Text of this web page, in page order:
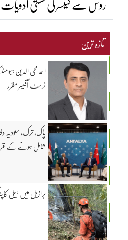
تازہ ترین
احمد محی الدین
ٹرسٹ آفیسر مقرر
پاک، ترک،
شامل ہونے کے
برازیل میں ہیلی کاپٹر گر کر